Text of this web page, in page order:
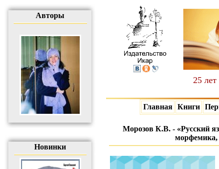
Авторы
Новинки
25
Главная Книги
Морозов К.В. - «Русский
морфемика,